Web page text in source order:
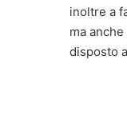
inoltre a
ma
disposto